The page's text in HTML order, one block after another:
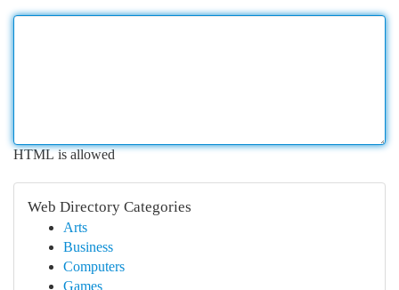
HTML is allowed
Web Directory Categories
Arts
Business
Computers
Games